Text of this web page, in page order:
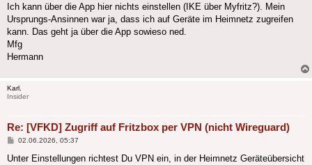
Ich kann über die App hier nichts einstellen (IKE über Myfritz?). Mein
Ursprungs-Ansinnen war ja, dass ich auf Geräte im Heimnetz zugreifen
kann. Das geht ja über die App sowieso ned.
Mfg
Hermann
Karl.
Insider
Re: [VFKD] Zugriff auf Fritzbox per VPN (nicht Wireguard)
Beitrag
02.06.2026, 05:37
Unter Einstellungen richtest Du VPN ein, in der Heimnetz Geräteübersicht